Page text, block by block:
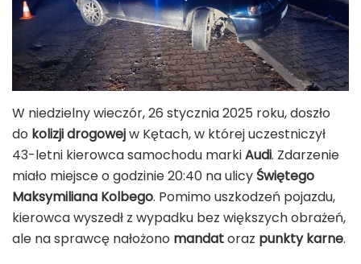
W niedzielny wieczór, 26 stycznia 2025 roku, doszło
do kolizji drogowejw Kętach, w której uczestniczył
43-letni kierowca samochodu markiAudi. Zdarzenie
miało miejsce o godzinie 20:40 na ulicy Świętego
Maksymiliana Kolbego. Pomimo uszkodzeń pojazdu,
kierowca wyszedł z wypadku bez większych obrażeń,
ale na sprawcę nałożono mandatoraz punkty karne.